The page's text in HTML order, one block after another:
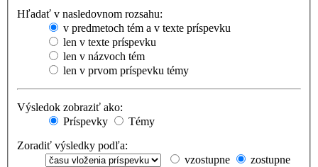
Hľadať v nasledovnom rozsahu:
v predmetoch tém a v texte príspevku
len v texte príspevku
len v názvoch tém
len v prvom príspevku témy
Výsledok zobraziť ako:
Príspevky
Témy
Zoradiť výsledky podľa:
vzostupne
zostupne